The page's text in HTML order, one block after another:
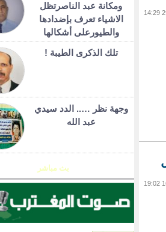
ومكانة عبد الناصرتظل
الاشياء تعرف بإضدادها
والطيورعلى أشكالها
تلك الذكرى الطيبة !
وجهة نظر ….. الدد سيدي
عبد الله
بث مباشر